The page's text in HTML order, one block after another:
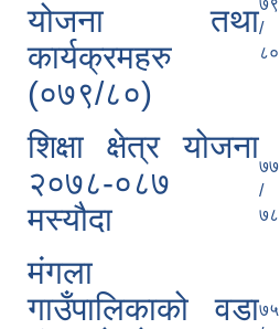
योजना तथा
कार्यक्रमहरु
(०७९/८०)
७९
/
८०
शिक्षा क्षेत्र योजना
२०७८-०८७
मस्यौदा
७७
/
७८
मंगला
गाउँपालिकाको वडा७५